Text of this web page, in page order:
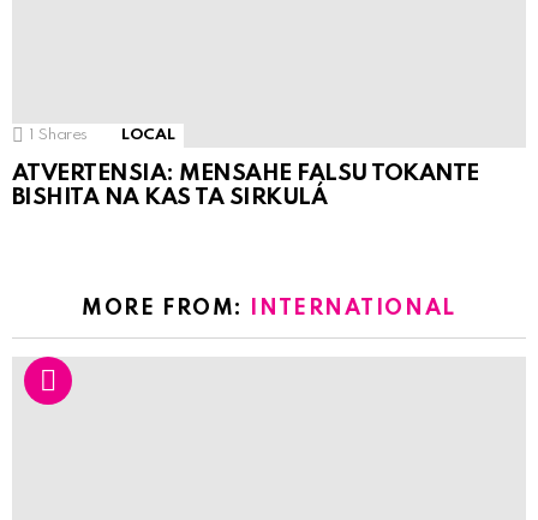
1 Shares LOCAL
ATVERTENSIA: MENSAHE FALSU TOKANTE
BISHITA NA KAS TA SIRKULÁ
MORE FROM: INTERNATIONAL